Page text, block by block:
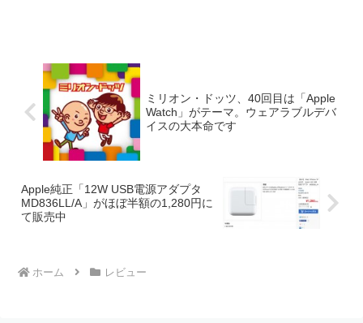
ミリオン・ドッツ、40回目は「Apple
Watch」がテーマ。ウェアラブルデバ
イスの大本命です
Apple純正「12W USB電源アダプタ
MD836LL/A」がほぼ半額の1,280円に
て販売中
ホーム レビュー